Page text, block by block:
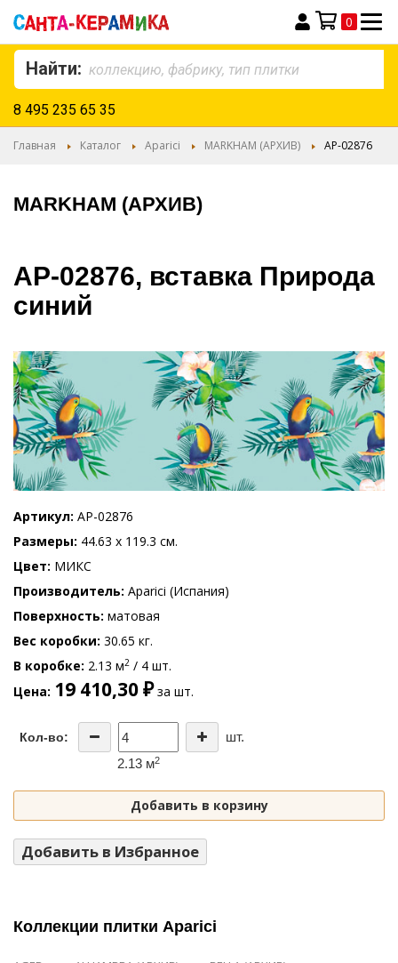
Моя корзина
0
Найти:
8 495 235 65 35
Главная Каталог Aparici MARKHAM (АРХИВ) AP-02876
MARKHAM (АРХИВ)
AP-02876, вставка Природа
синий
Артикул AP-02876
Размеры 44.63 x 119.3 см.
Цвет МИКС
Производитель Aparici (Испания)
Поверхность матовая
Вес коробки 30.65 кг.
В коробке 2.13 м2 / 4 шт.
Цена 19 410,30 ₽за шт.
Кол-во:
шт.
2.13 м2
Добавить в корзину
Добавить в Избранное
Коллекции плитки Aparici